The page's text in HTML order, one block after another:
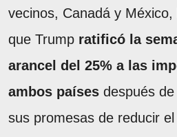
vecinos, Canadá y
que Trump ratificó la
arancel del 25% a las
ambos países después
sus promesas de reducir